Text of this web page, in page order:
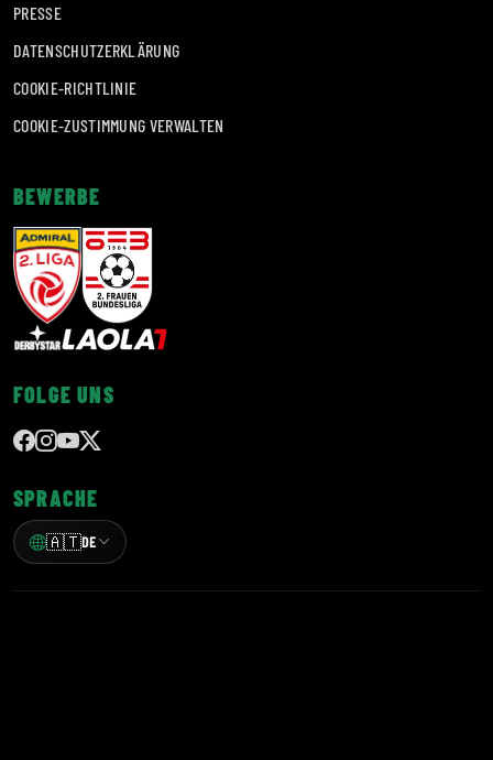
PRESSE
DATENSCHUTZERKLÄRUNG
COOKIE-RICHTLINIE
COOKIE-ZUSTIMMUNG VERWALTEN
BEWERBE
FOLGE UNS
SPRACHE
🇦🇹DE